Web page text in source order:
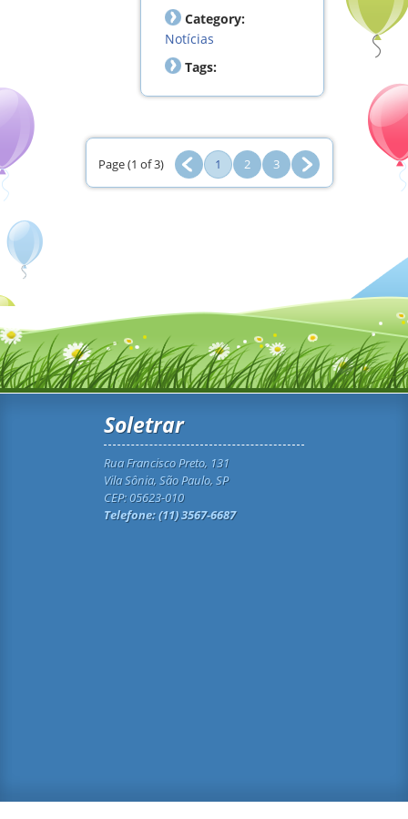
Category:
Notícias
Tags:
Page (1 of 3) 1 2 3
Soletrar
Rua Francisco Preto, 131
Vila Sônia, São Paulo, SP
CEP: 05623-010
Telefone: (11) 3567-6687